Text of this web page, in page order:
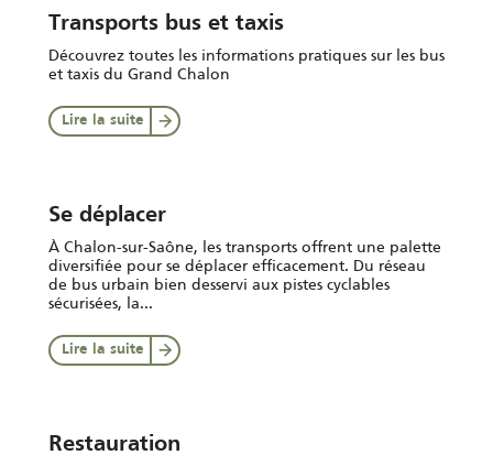
Transports bus et taxis
Découvrez toutes les informations pratiques sur les bus
et taxis du Grand Chalon
Lire la suite
Se déplacer
À Chalon-sur-Saône, les transports offrent une palette
diversifiée pour se déplacer efficacement. Du réseau
de bus urbain bien desservi aux pistes cyclables
sécurisées, la...
Lire la suite
Restauration